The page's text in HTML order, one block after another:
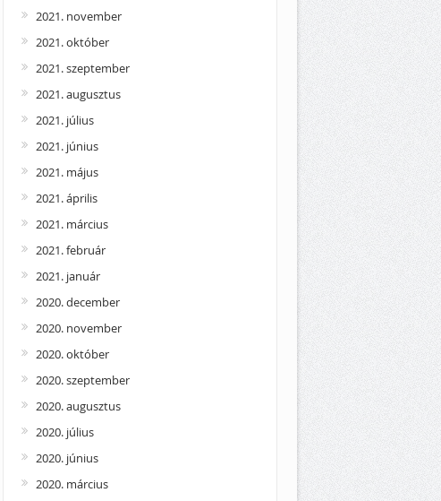
2021. november
2021. október
2021. szeptember
2021. augusztus
2021. július
2021. június
2021. május
2021. április
2021. március
2021. február
2021. január
2020. december
2020. november
2020. október
2020. szeptember
2020. augusztus
2020. július
2020. június
2020. március